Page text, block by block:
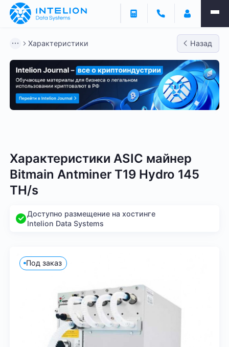
Характеристики Назад
Характеристики ASIC майнер
Bitmain Antminer T19 Hydro 145
TH/s
Доступно размещение на хостинге
Intelion Data Systems
Под заказ